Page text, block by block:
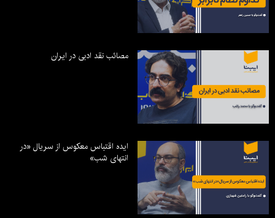
مصائب نقد ادبی در ایران
ایده اقتباس معکوس از سریال «در
انتهای شب»